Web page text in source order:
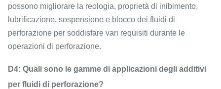
possono migliorare la reologia, proprietà di inibimento,
lubrificazione, sospensione e blocco dei fluidi di
perforazione per soddisfare vari requisiti durante le
operazioni di perforazione.
D4: Quali sono le gamme di applicazioni degli additivi
per fluidi di perforazione?